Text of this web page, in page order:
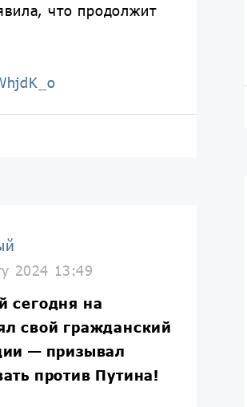
что продолжит
2024 13:49
сегодня на
свой гражданский
— призывал
против Путина!